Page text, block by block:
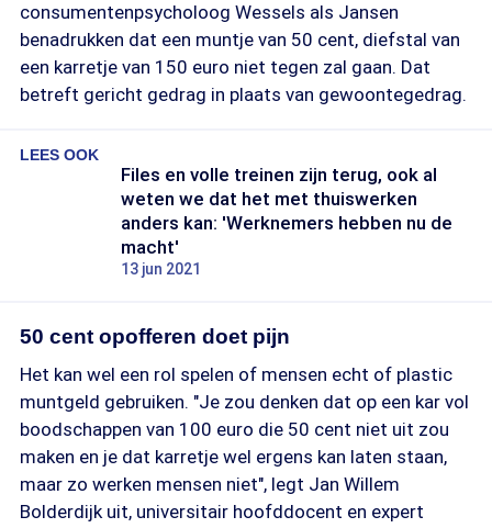
consumentenpsycholoog Wessels als Jansen
benadrukken dat een muntje van 50 cent, diefstal van
een karretje van 150 euro niet tegen zal gaan. Dat
betreft gericht gedrag in plaats van gewoontegedrag.
LEES OOK
Files en volle treinen zijn terug, ook al
weten we dat het met thuiswerken
anders kan: 'Werknemers hebben nu de
macht'
13 jun 2021
50 cent opofferen doet pijn
Het kan wel een rol spelen of mensen echt of plastic
muntgeld gebruiken. "Je zou denken dat op een kar vol
boodschappen van 100 euro die 50 cent niet uit zou
maken en je dat karretje wel ergens kan laten staan,
maar zo werken mensen niet", legt Jan Willem
Bolderdijk uit, universitair hoofddocent en expert